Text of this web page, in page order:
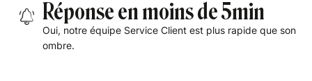
Réponse en moins de 5min
Oui, notre équipe Service Client est plus rapide que son
ombre.